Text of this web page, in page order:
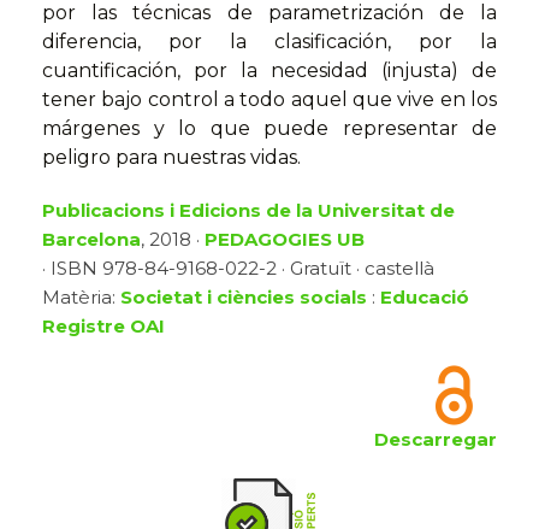
por las técnicas de parametrización de la
diferencia, por la clasificación, por la
cuantificación, por la necesidad (injusta) de
tener bajo control a todo aquel que vive en los
márgenes y lo que puede repre­sentar de
peligro para nuestras vidas.
Publicacions i Edicions de la Universitat de
Barcelona, 2018 · PEDAGOGIES UB
· ISBN 978-84-9168-022-2 · Gratuït · castellà
Matèria: Societat i ciències socials : Educació
Registre OAI
Descarregar